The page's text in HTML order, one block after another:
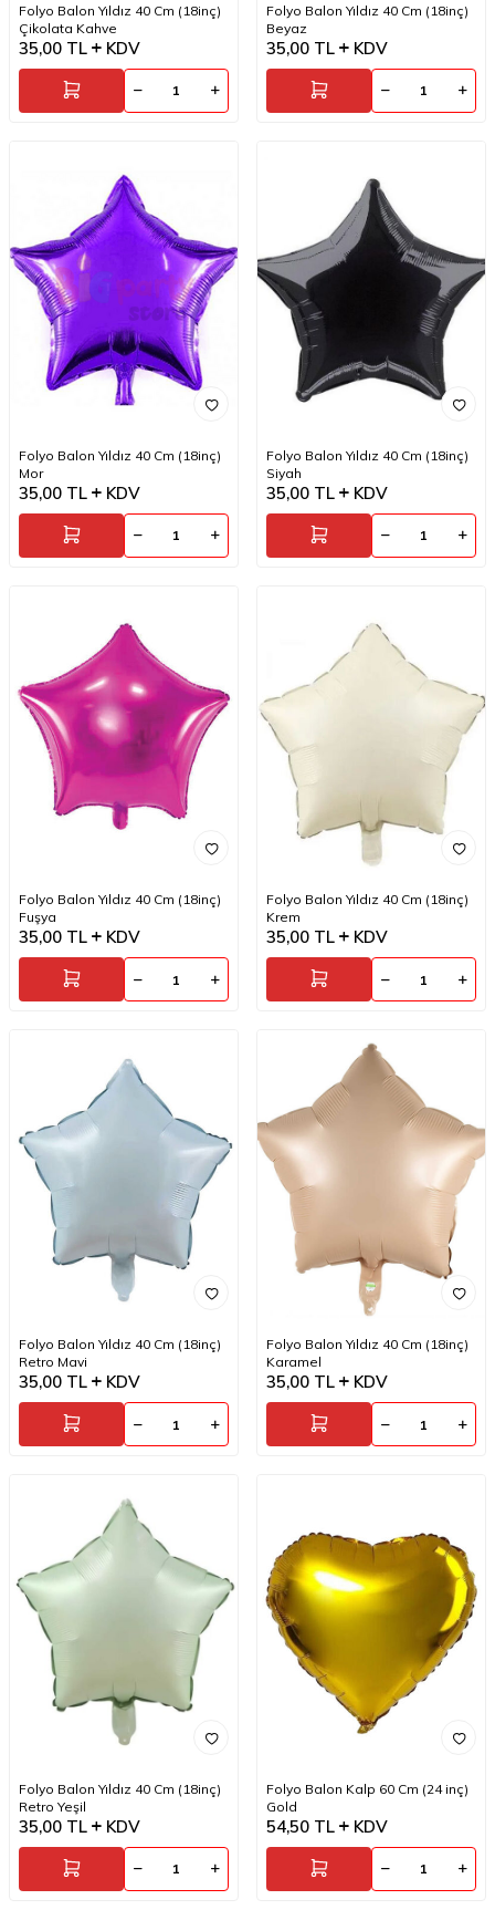
Folyo Balon Yıldız 40 Cm (18inç)
Çikolata Kahve
35,00 TL KDV
Folyo Balon Yıldız 40 Cm (18inç)
Beyaz
35,00 TL KDV
Folyo Balon Yıldız 40 Cm (18inç)
Mor
35,00 TL KDV
Folyo Balon Yıldız 40 Cm (18inç)
Siyah
35,00 TL KDV
Folyo Balon Yıldız 40 Cm (18inç)
Fuşya
35,00 TL KDV
Folyo Balon Yıldız 40 Cm (18inç)
Krem
35,00 TL KDV
Folyo Balon Yıldız 40 Cm (18inç)
Retro Mavi
35,00 TL KDV
Folyo Balon Yıldız 40 Cm (18inç)
Karamel
35,00 TL KDV
Folyo Balon Yıldız 40 Cm (18inç)
Retro Yeşil
35,00 TL KDV
Folyo Balon Kalp 60 Cm (24 inç)
Gold
54,50 TL KDV